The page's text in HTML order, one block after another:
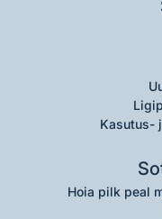
Kasutus-
Hoia pilk peal